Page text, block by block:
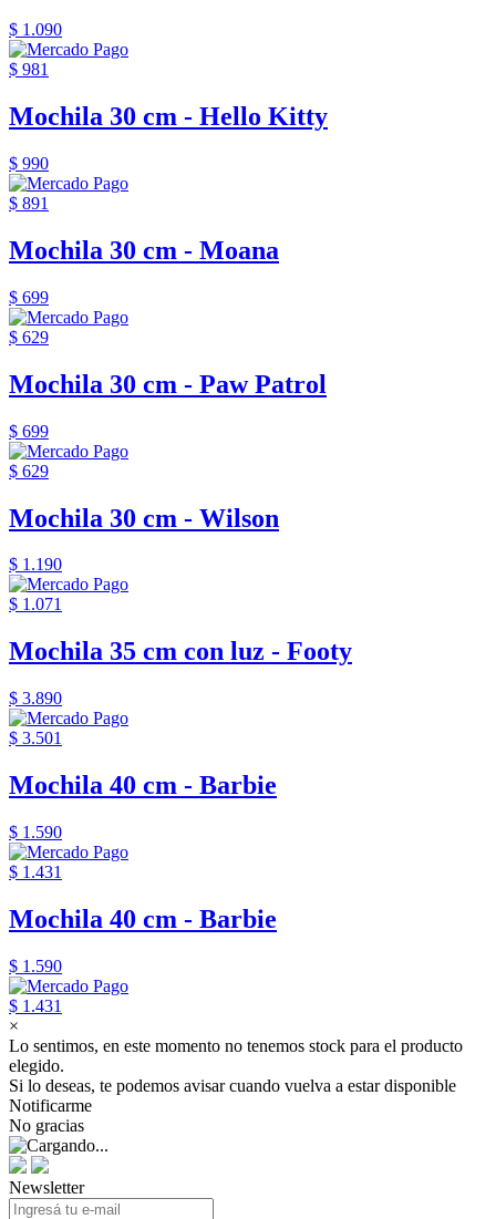
$ 1.090
$ 981
Mochila 30 cm - Hello Kitty
$ 990
$ 891
Mochila 30 cm - Moana
$ 699
$ 629
Mochila 30 cm - Paw Patrol
$ 699
$ 629
Mochila 30 cm - Wilson
$ 1.190
$ 1.071
Mochila 35 cm con luz - Footy
$ 3.890
$ 3.501
Mochila 40 cm - Barbie
$ 1.590
$ 1.431
Mochila 40 cm - Barbie
$ 1.590
$ 1.431
×
Lo sentimos, en este momento no tenemos stock para el producto
elegido.
Si lo deseas, te podemos avisar cuando vuelva a estar disponible
Notificarme
No gracias
Newsletter